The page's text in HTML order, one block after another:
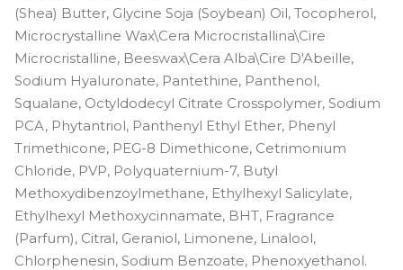
(Shea) Butter, Glycine Soja (Soybean) Oil, Tocopherol,
Microcrystalline Wax\Cera Microcristallina\Cire
Microcristalline, Beeswax\Cera Alba\Cire D'Abeille,
Sodium Hyaluronate, Pantethine, Panthenol,
Squalane, Octyldodecyl Citrate Crosspolymer, Sodium
PCA, Phytantriol, Panthenyl Ethyl Ether, Phenyl
Trimethicone, PEG-8 Dimethicone, Cetrimonium
Chloride, PVP, Polyquaternium-7, Butyl
Methoxydibenzoylmethane, Ethylhexyl Salicylate,
Ethylhexyl Methoxycinnamate, BHT, Fragrance
(Parfum), Citral, Geraniol, Limonene, Linalool,
Chlorphenesin, Sodium Benzoate, Phenoxyethanol.